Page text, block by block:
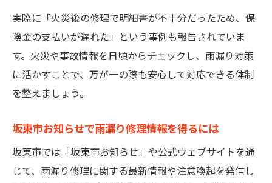
実際に「火災後の修理で明細書が不十分だったため、保
険金の支払いが遅れた」という事例も報告されていま
す。火災や事故情報を日頃からチェックし、雨漏り対策
に活かすことで、万が一の際も安心して対応できる体制
を整えましょう。
坂東市お知らせで雨漏り修理情報を得るには
坂東市では「坂東市お知らせ」や公式ウェブサイトを通
じて、雨漏り修理に関する最新情報や注意喚起を発信し